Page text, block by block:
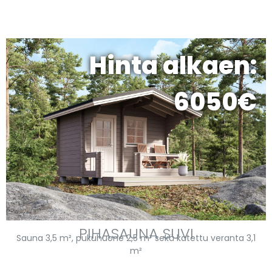
Hinta alkaen:
6050€
PIHASAUNA SUVI
Sauna 3,5 m², pukuhuone 2,5 m² sekä katettu veranta 3,1
m²